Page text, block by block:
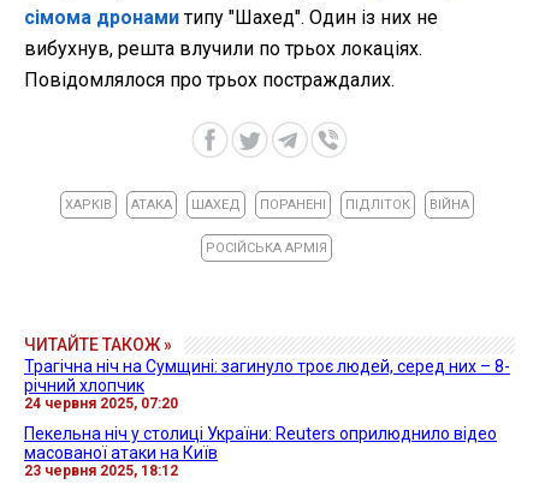
сімома дронамитипу "Шахед". Один із них не
вибухнув, решта влучили по трьох локаціях.
Повідомлялося про трьох постраждалих.
ХАРКІВ АТАКА ШАХЕД ПОРАНЕНІ ПІДЛІТОК ВІЙНА
РОСІЙСЬКА АРМІЯ
ЧИТАЙТЕ ТАКОЖ »
Трагічна ніч на Сумщині: загинуло троє людей, серед них – 8-
річний хлопчик
24 червня 2025, 07:20
Пекельна ніч у столиці України: Reuters оприлюднило відео
масованої атаки на Київ
23 червня 2025, 18:12